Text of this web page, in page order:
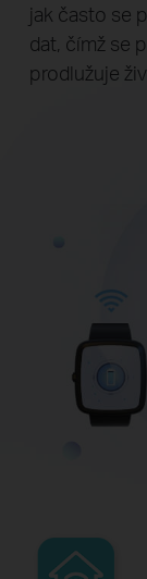
jak často se
dat, čímž se
prodlužuje